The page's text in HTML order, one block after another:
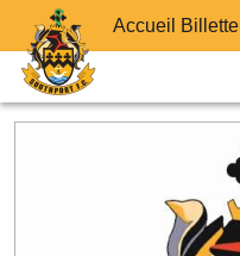
Accueil